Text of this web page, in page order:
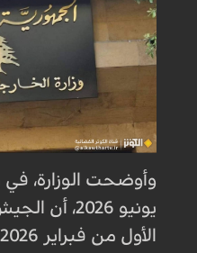
يونيو 2026،